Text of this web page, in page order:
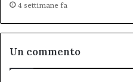
4 settimane fa
Un commento